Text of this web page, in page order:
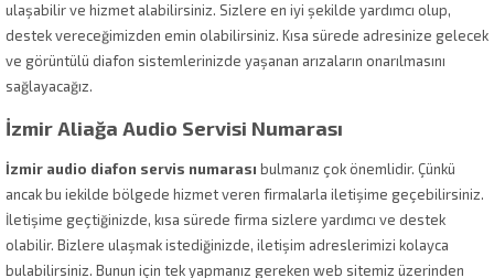
ulaşabilir ve hizmet alabilirsiniz. Sizlere en iyi şekilde yardımcı olup,
destek vereceğimizden emin olabilirsiniz. Kısa sürede adresinize gelecek
ve görüntülü diafon sistemlerinizde yaşanan arızaların onarılmasını
sağlayacağız.
İzmir Aliağa Audio Servisi Numarası
İzmir audio diafon servis numarası bulmanız çok önemlidir. Çünkü
ancak bu iekilde bölgede hizmet veren firmalarla iletişime geçebilirsiniz.
İletişime geçtiğinizde, kısa sürede firma sizlere yardımcı ve destek
olabilir. Bizlere ulaşmak istediğinizde, iletişim adreslerimizi kolayca
bulabilirsiniz. Bunun için tek yapmanız gereken web sitemiz üzerinden